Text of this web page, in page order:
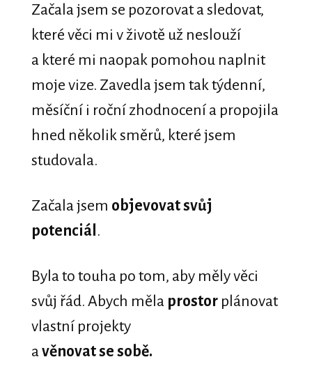
Začala jsem se pozorovat a sledovat,
které věci mi v životě už neslouží
a které mi naopak pomohou naplnit
moje vize. Zavedla jsem tak týdenní,
měsíční i roční zhodnocení a propojila
hned několik směrů, které jsem
studovala.
Začala jsem objevovat svůj
potenciál .
Byla to touha po tom, aby měly věci
svůj řád. Abych měla prostorplánovat
vlastní projekty
avěnovat se sobě.